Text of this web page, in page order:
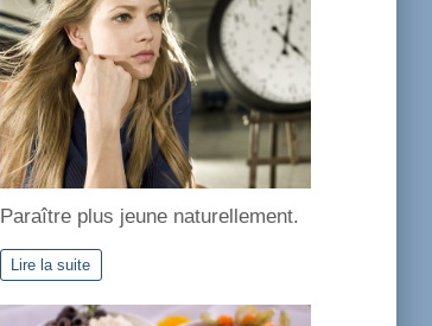
Paraître plus jeune naturellement.
Lire la suite